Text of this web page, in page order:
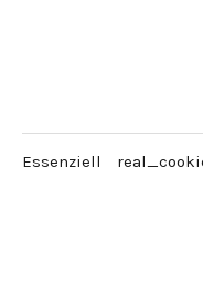
Essenziell